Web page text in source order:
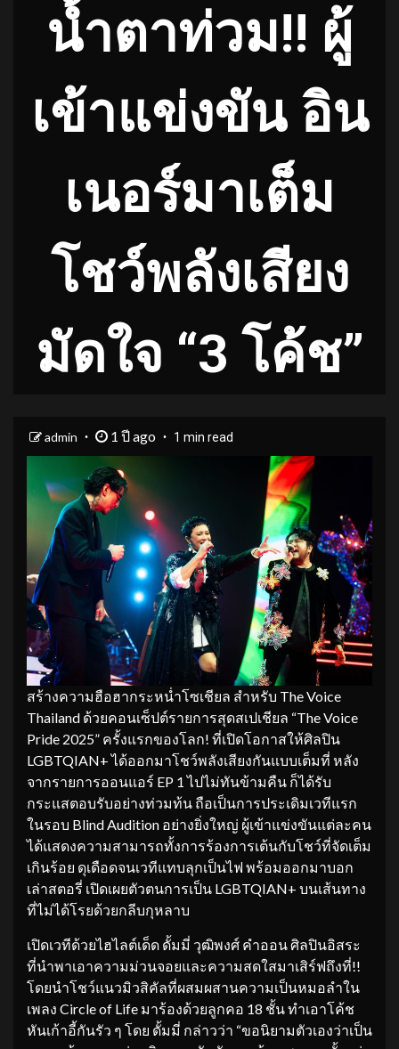
น้ำตาท่วม!! ผู้
เข้าแข่งขัน อิน
เนอร์มาเต็ม
โชว์พลังเสียง
มัดใจ “3 โค้ช”
admin 1 ปี ago 1 min read
สร้างความฮือฮากระหน่ำโซเชียล สำหรับ The Voice
Thailand ด้วยคอนเซ็ปต์รายการสุดสเปเชียล “The Voice
Pride 2025” ครั้งแรกของโลก! ที่เปิดโอกาสให้ศิลปิน
LGBTQIAN+ ได้ออกมาโชว์พลังเสียงกันแบบเต็มที่ หลัง
จากรายการออนแอร์ EP 1 ไปไม่ทันข้ามคืน ก็ได้รับ
กระแสตอบรับอย่างท่วมท้น ถือเป็นการประเดิมเวทีแรก
ในรอบ Blind Audition อย่างยิ่งใหญ่ ผู้เข้าแข่งขันแต่ละคน
ได้แสดงความสามารถทั้งการร้องการเต้นกับโชว์ที่จัดเต็ม
เกินร้อย ดุเดือดจนเวทีแทบลุกเป็นไฟ พร้อมออกมาบอก
เล่าสตอรี่ เปิดเผยตัวตนการเป็น LGBTQIAN+ บนเส้นทาง
ที่ไม่ได้โรยด้วยกลีบกุหลาบ
เปิดเวทีด้วยไฮไลต์เด็ด ดั้มมี่ วุฒิพงศ์ คำออน ศิลปินอิสระ
ที่นำพาเอาความม่วนจอยและความสดใสมาเสิร์ฟถึงที่!!
โดยนำโชว์แนวมิวสิคัลที่ผสมผสานความเป็นหมอลำใน
เพลง Circle of Life มาร้องด้วยลูกคอ 18 ชั้น ทำเอาโค้ช
หันเก้าอี้กันรัว ๆ โดย ดั้มมี่ กล่าวว่า “ขอนิยามตัวเองว่าเป็น